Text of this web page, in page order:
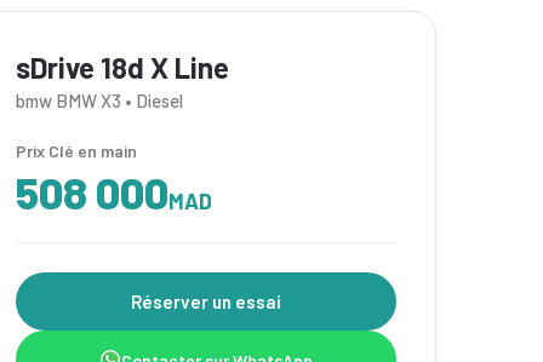
sDrive 18d X Line
bmw BMW X3 • Diesel
Prix Clé en main
508 000MAD
Réserver un essai